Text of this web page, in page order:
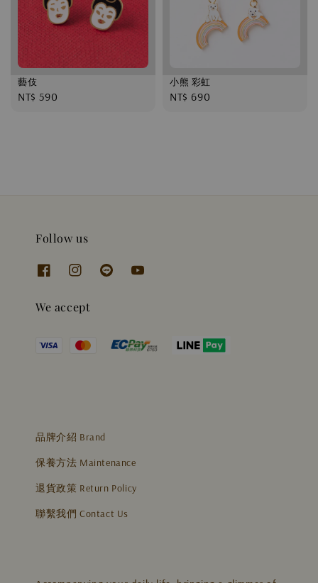
藝伎
Regular
NT$ 590
小熊 彩虹
Regular
NT$ 690
Follow us
We accept
品牌介紹 Brand
保養方法 Maintenance
退貨政策 Return Policy
聯繫我們 Contact Us